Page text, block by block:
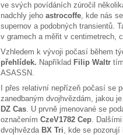
ve svých povídáních zúročil
nadchly jeho astrocoffe, kde nás
supernov a podobných transientů.
v gramech a měřit v centimetrech,
Vzhledem k vývoji počasí během
přehlídek. Například Filip Waltr
ASASSN.
I přes relativní nepřízeň počasí se
zanedbaným dvojhvězdám, jakou
DZ Cas. U prvně jmenované se
označením CzeV1782 Cep.
dvojhvězda BX Tri, kde se pozorují